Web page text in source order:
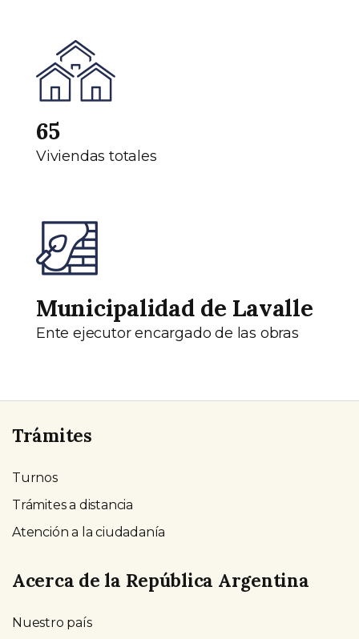
65
Viviendas totales
Municipalidad de Lavalle
Ente ejecutor encargado de las obras
Trámites
Turnos
Trámites a distancia
Atención a la ciudadanía
Acerca de la República Argentina
Nuestro país